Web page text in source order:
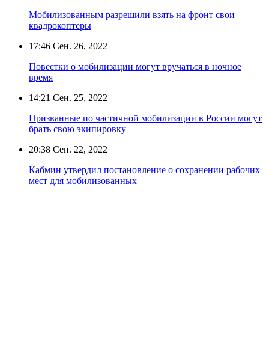
Мобилизованным разрешили взять на фронт свои
квадрокоптеры
17:46 Сен. 26, 2022
Повестки о мобилизации могут вручаться в ночное
время
14:21 Сен. 25, 2022
Призванные по частичной мобилизации в России могут
брать свою экипировку
20:38 Сен. 22, 2022
Кабмин утвердил постановление о сохранении рабочих
мест для мобилизованных